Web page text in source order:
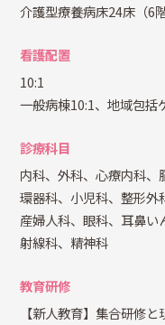
介護型療養病床24床（6階
看護配置
10:1
一般病棟10:1、地域包括
診療科目
内科、外科、心療内科
環器科、小児科、整形外
産婦人科、眼科、耳鼻
射線科、精神科
教育研修
【新人教育】集合研修